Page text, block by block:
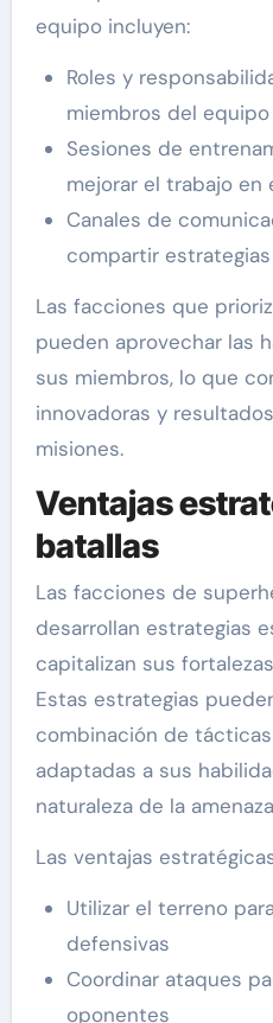
equipo incluyen:
Roles y
miembros del equipo
Sesiones de
mejorar el trabajo en
Canales de
compartir
Las facciones que
pueden aprovechar las
sus miembros, lo que
innovadoras y
misiones.
Ventajas
batallas
Las facciones de
desarrollan estrategias
capitalizan sus
Estas estrategias
combinación de
adaptadas a sus
naturaleza de la
Las ventajas
Utilizar el terreno
defensivas
Coordinar ataques
oponentes